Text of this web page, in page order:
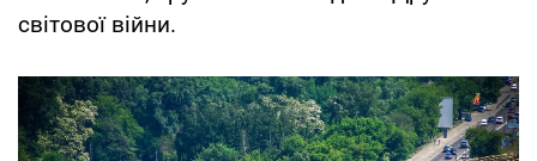
світової війни.